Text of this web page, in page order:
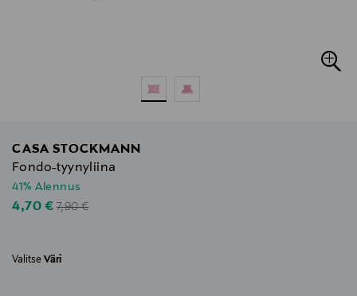
CASA STOCKMANN
Fondo-tyynyliina
41% Alennus
Discounted Price
4,70 € Original Price
7,90 €
Valitse Väri